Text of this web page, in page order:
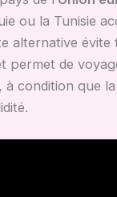
ou la Tunisie
alternative évite
permet de
à condition que la